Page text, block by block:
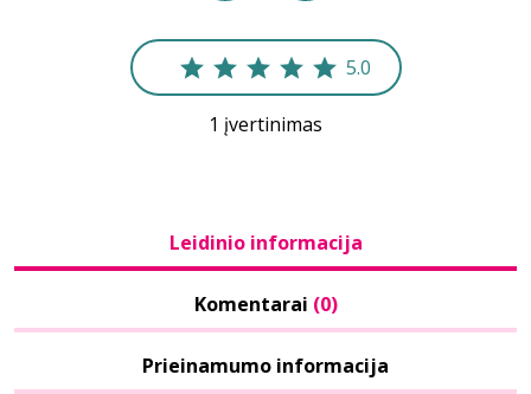
5.0
1 įvertinimas
Leidinio informacija
Komentarai (0)
Prieinamumo informacija